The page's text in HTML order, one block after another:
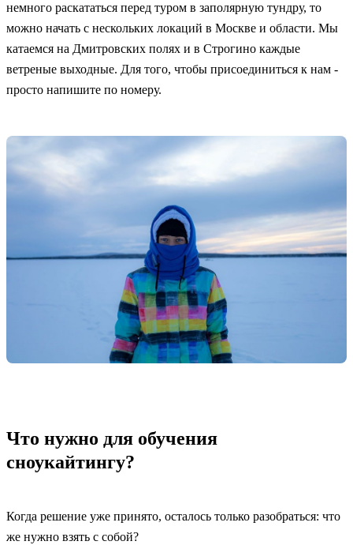
немного раскататься перед туром в заполярную тундру, то
можно начать с нескольких локаций в Москве и области. Мы
катаемся на Дмитровских полях и в Строгино каждые
ветреные выходные. Для того, чтобы присоединиться к нам -
просто напишите по номеру.
Что нужно для обучения
сноукайтингу?
Когда решение уже принято, осталось только разобраться: что
же нужно взять с собой?